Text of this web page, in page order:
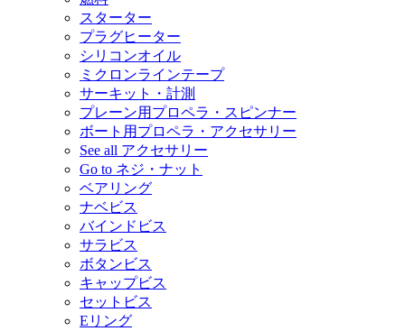
スターター
プラグヒーター
シリコンオイル
ミクロンラインテープ
サーキット・計測
プレーン用プロペラ・スピンナー
ボート用プロペラ・アクセサリー
See all アクセサリー
Go to ネジ・ナット
ベアリング
ナベビス
バインドビス
サラビス
ボタンビス
キャップビス
セットビス
Eリング